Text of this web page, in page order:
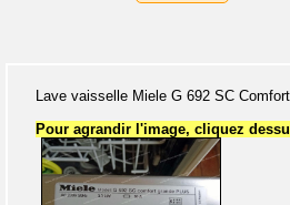
Lave vaisselle Miele G 692 SC Comfort
Pour agrandir l'image, cliquez